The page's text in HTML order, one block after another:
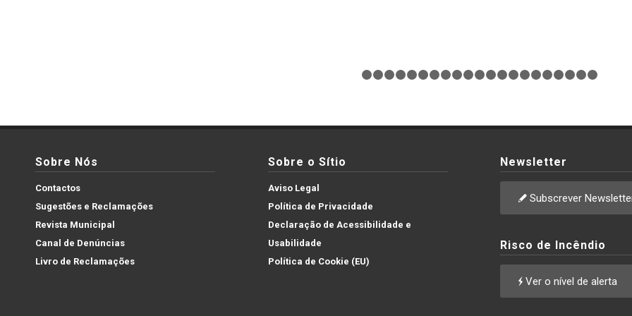
1 2 3 4 5 6 7 8 9 10111213141516
Sobre Nós
Contactos
Sugestões e Reclamações
Revista Municipal
Canal de Denúncias
Livro de Reclamações
Sobre o Sítio
Aviso Legal
Política de Privacidade
Declaração de Acessibilidade e
Usabilidade
Política de Cookie (EU)
Newsletter
Subscrever
Risco de Incêndio
Ver o nível de alerta